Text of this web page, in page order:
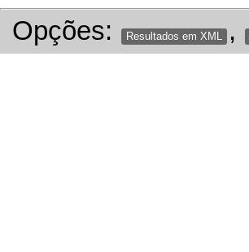
Opções: Resultados em XML ,